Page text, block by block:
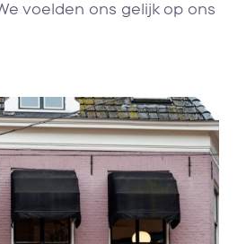
voelden ons gelijk op ons